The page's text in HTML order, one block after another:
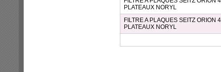
PLATEAUX NORYL
FILTRE A PLAQUES SEITZ ORION
PLATEAUX NORYL